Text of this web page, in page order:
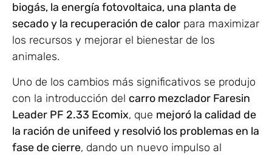
biogás, la energía fotovoltaica, una planta de
secado y la recuperación de calor para maximizar
los recursos y mejorar el bienestar de los
animales.
Uno de los cambios más significativos se produjo
con la introducción del carro mezclador Faresin
Leader PF 2.33 Ecomix, que mejoró la calidad de
la ración de unifeed y resolvió los problemas en la
fase de cierre, dando un nuevo impulso al